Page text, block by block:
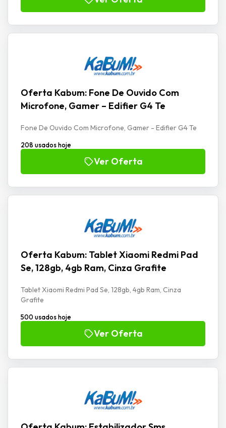
Oferta Kabum: Fone De Ouvido Com
Microfone, Gamer – Edifier G4 Te
Fone De Ouvido Com Microfone, Gamer - Edifier G4 Te
208 usados hoje
Ver Oferta
Oferta Kabum: Tablet Xiaomi Redmi Pad
Se, 128gb, 4gb Ram, Cinza Grafite
Tablet Xiaomi Redmi Pad Se, 128gb, 4gb Ram, Cinza
Grafite
500 usados hoje
Ver Oferta